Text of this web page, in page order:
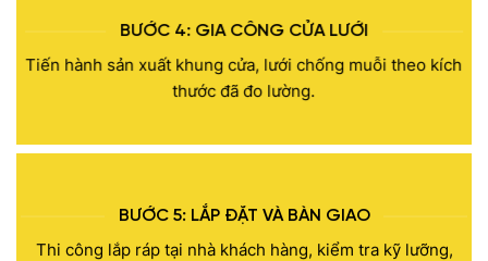
BƯỚC 4: GIA CÔNG CỬA LƯỚI
Tiến hành sản xuất khung cửa, lưới chống muỗi theo kích
thước đã đo lường.
KHÁCH
Thi công lắp ráp cửa chống muỗi tại nhà khách hàng,
BƯỚC 5: LẮP ĐẶT VÀ BÀN GIAO
Thi công lắp ráp tại nhà khách hàng, kiểm tra kỹ lưỡng,